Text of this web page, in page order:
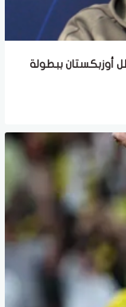
أوزبكستان ببطولة